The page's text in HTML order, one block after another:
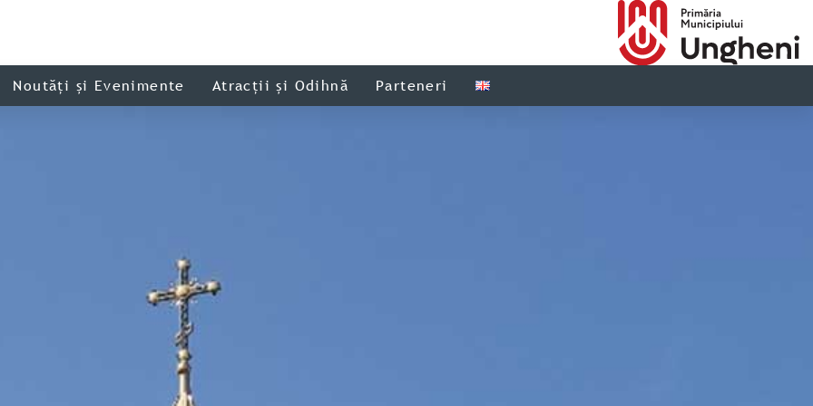
Noutăți și Evenimente Atracții și Odihnă Parteneri